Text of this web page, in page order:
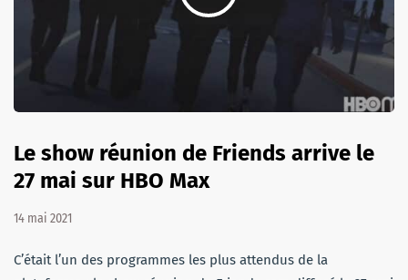
Le show réunion de Friends arrive le
27 mai sur HBO Max
14 mai 2021
C’était l’un des programmes les plus attendus de la